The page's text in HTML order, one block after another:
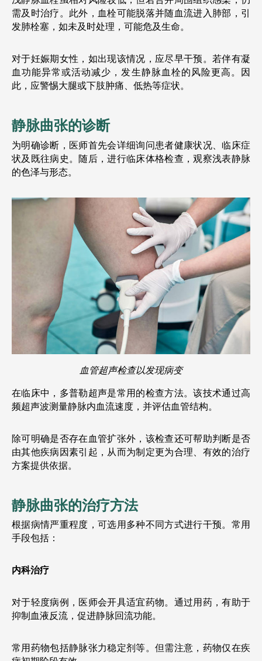
需及时治疗。此外，血栓可能脱落并随血流进入肺部，引
发肺栓塞，如未及时处理，可能危及生命。
对于妊娠期女性，如出现该情况，应尽早干预。若伴有凝
血功能异常或活动减少，发生静脉血栓的风险更高。因
此，应警惕大腿或下肢肿痛、低热等症状。
静脉曲张的诊断
为明确诊断，医师首先会详细询问患者健康状况、临床症
状及既往病史。随后，进行临床体格检查，观察浅表静脉
的色泽与形态。
血管超声检查以发现病变
在临床中，多普勒超声是常用的检查方法。该技术通过高
频超声波测量静脉内血流速度，并评估血管结构。
除可明确是否存在血管扩张外，该检查还可帮助判断是否
由其他疾病因素引起，从而为制定更为合理、有效的治疗
方案提供依据。
静脉曲张的治疗方法
根据病情严重程度，可选用多种不同方式进行干预。常用
手段包括：
内科治疗
对于轻度病例，医师会开具适宜药物。通过用药，有助于
抑制血液反流，促进静脉回流功能。
常用药物包括静脉张力稳定剂等。但需注意，药物仅在疾